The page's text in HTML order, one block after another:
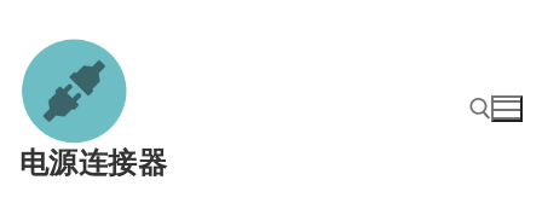
content
电源连接器